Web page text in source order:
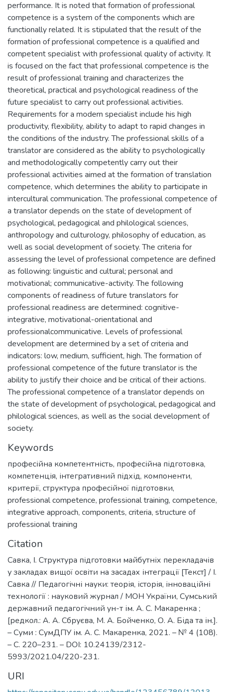
performance. It is noted that formation of professional
competence is a system of the components which are
functionally related. It is stipulated that the result of the
formation of professional competence is a qualified and
competent specialist with professional quality of activity. It
is focused on the fact that professional competence is the
result of professional training and characterizes the
theoretical, practical and psychological readiness of the
future specialist to carry out professional activities.
Requirements for a modern specialist include his high
productivity, flexibility, ability to adapt to rapid changes in
the conditions of the industry. The professional skills of a
translator are considered as the ability to psychologically
and methodologically competently carry out their
professional activities aimed at the formation of translation
competence, which determines the ability to participate in
intercultural communication. The professional competence of
a translator depends on the state of development of
psychological, pedagogical and philological sciences,
anthropology and culturology, philosophy of education, as
well as social development of society. The criteria for
assessing the level of professional competence are defined
as following: linguistic and cultural; personal and
motivational; communicative-activity. The following
components of readiness of future translators for
professional readiness are determined: cognitive-
integrative, motivational-orientational and
professionalcommunicative. Levels of professional
development are determined by a set of criteria and
indicators: low, medium, sufficient, high. The formation of
professional competence of the future translator is the
ability to justify their choice and be critical of their actions.
The professional competence of a translator depends on
the state of development of psychological, pedagogical and
philological sciences, as well as the social development of
society.
Keywords
професійна компетентність, професійна підготовка,
компетенція, інтегративний підхід, компоненти,
критерії, структура професійної підготовки,
professional competence, professional training, competence,
integrative approach, components, criteria, structure of
professional training
Citation
Савка, І. Структура підготовки майбутніх перекладачів
у закладах вищої освіти на засадах інтеграції [Текст] / І.
Савка // Педагогічні науки: теорія, історія, інноваційні
технології : науковий журнал / МОН України, Сумський
державний педагогічний ун-т ім. А. С. Макаренка ;
[редкол.: А. А. Сбруєва, М. А. Бойченко, О. А. Біда та ін.].
– Суми : СумДПУ ім. А. С. Макаренка, 2021. – № 4 (108).
– С. 220–231. – DOI: 10.24139/2312-
5993/2021.04/220-231.
URI